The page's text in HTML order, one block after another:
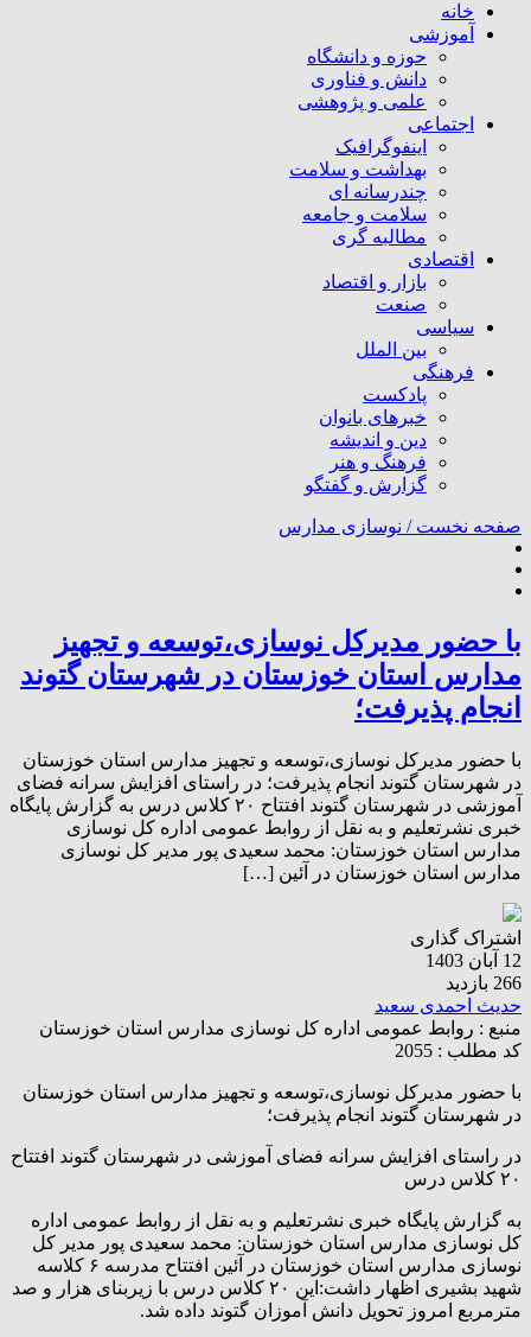
خانه
آموزشی
حوزه و دانشگاه
دانش و فناوری
علمی و پژوهشی
اجتماعی
اینفوگرافیک
بهداشت و سلامت
چندرسانه ای
سلامت و جامعه
مطالبه گری
اقتصادی
بازار و اقتصاد
صنعت
سیاسی
بین الملل
فرهنگی
پادکست
خبرهای بانوان
دین و اندیشه
فرهنگ و هنر
گزارش و گفتگو
صفحه نخست / نوسازی مدارس
با حضور مدیرکل نوسازی،توسعه و تجهیز
مدارس استان خوزستان در شهرستان گتوند
انجام پذیرفت؛
با حضور مدیرکل نوسازی،توسعه و تجهیز مدارس استان خوزستان
در شهرستان گتوند انجام پذیرفت؛ در راستای افزایش سرانه فضای
آموزشی در شهرستان گتوند افتتاح ۲۰ کلاس درس به گزارش پایگاه
خبری نشرتعلیم و به نقل از روابط عمومی اداره کل نوسازی
مدارس استان خوزستان: محمد سعیدی پور مدیر کل نوسازی
مدارس استان خوزستان در آئین […]
اشتراک گذاری
12 آبان 1403
266 بازدید
حدیث احمدی سعید
منبع : روابط عمومی اداره کل نوسازی مدارس استان خوزستان
کد مطلب : 2055
با حضور مدیرکل نوسازی،توسعه و تجهیز مدارس استان خوزستان
در شهرستان گتوند انجام پذیرفت؛
در راستای افزایش سرانه فضای آموزشی در شهرستان گتوند افتتاح
۲۰ کلاس درس
به گزارش پایگاه خبری نشرتعلیم و به نقل از روابط عمومی اداره
کل نوسازی مدارس استان خوزستان: محمد سعیدی پور مدیر کل
نوسازی مدارس استان خوزستان در آئین افتتاح مدرسه ۶ کلاسه
شهید بشیری اظهار داشت:این ۲۰ کلاس درس با زیربنای هزار و صد
مترمربع امروز تحویل دانش آموزان گتوند داده شد.